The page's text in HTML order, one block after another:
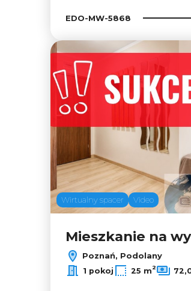
EDO-MW-5868
Wirtualny spacer Video
Mieszkanie na
Poznań, Podolany
1 pokoj 25 m2